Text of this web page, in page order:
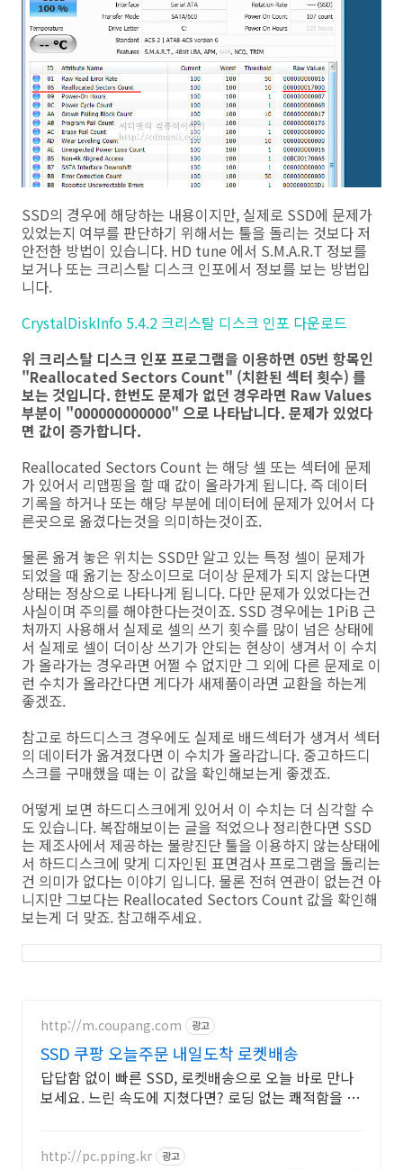
SSD의 경우에 해당하는 내용이지만, 실제로 SSD에 문제가
있었는지 여부를 판단하기 위해서는 툴을 돌리는 것보다 저
안전한 방법이 있습니다. HD tune 에서 S.M.A.R.T 정보를
보거나 또는 크리스탈 디스크 인포에서 정보를 보는 방법입
니다.
CrystalDiskInfo 5.4.2 크리스탈 디스크 인포 다운로드
위 크리스탈 디스크 인포 프로그램을 이용하면 05번 항목인
"Reallocated Sectors Count" (치환된 섹터 횟수) 를
보는 것입니다. 한번도 문제가 없던 경우라면 Raw Values
부분이 "000000000000" 으로 나타납니다. 문제가 있었다
면 값이 증가합니다.
Reallocated Sectors Count 는 해당 셀 또는 섹터에 문제
가 있어서 리맵핑을 할 때 값이 올라가게 됩니다. 즉 데이터
기록을 하거나 또는 해당 부분에 데이터에 문제가 있어서 다
른곳으로 옮겼다는것을 의미하는것이죠.
물론 옮겨 놓은 위치는 SSD만 알고 있는 특정 셀이 문제가
되었을 때 옮기는 장소이므로 더이상 문제가 되지 않는다면
상태는 정상으로 나타나게 됩니다. 다만 문제가 있었다는건
사실이며 주의를 해야한다는것이죠. SSD 경우에는 1PiB 근
처까지 사용해서 실제로 셀의 쓰기 횟수를 많이 넘은 상태에
서 실제로 셀이 더이상 쓰기가 안되는 현상이 생겨서 이 수치
가 올라가는 경우라면 어쩔 수 없지만 그 외에 다른 문제로 이
런 수치가 올라간다면 게다가 새제품이라면 교환을 하는게
좋겠죠.
참고로 하드디스크 경우에도 실제로 배드섹터가 생겨서 섹터
의 데이터가 옮겨졌다면 이 수치가 올라갑니다. 중고하드디
스크를 구매했을 때는 이 값을 확인해보는게 좋겠죠.
어떻게 보면 하드디스크에게 있어서 이 수치는 더 심각할 수
도 있습니다. 복잡해보이는 글을 적었으나 정리한다면 SSD
는 제조사에서 제공하는 불량진단 툴을 이용하지 않는상태에
서 하드디스크에 맞게 디자인된 표면검사 프로그램을 돌리는
건 의미가 없다는 이야기 입니다. 물론 전혀 연관이 없는건 아
니지만 그보다는 Reallocated Sectors Count 값을 확인해
보는게 더 맞죠. 참고해주세요.
http://m.coupang.com 광고
SSD 쿠팡 오늘주문 내일도착 로켓배송
답답함 없이 빠른 SSD, 로켓배송으로 오늘 바로 만나
보세요. 느린 속도에 지쳤다면? 로딩 없는 쾌적함을 쿠
http://pc.pping.kr 광고